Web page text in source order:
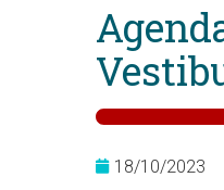
18/10/2023